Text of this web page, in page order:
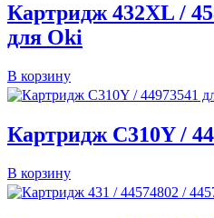
Картридж 432XL /
для Oki
В корзину
Картридж C310Y /
В корзину